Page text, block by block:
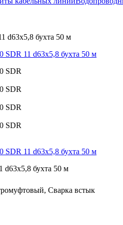
d63х5,8 бухта 50 м
d63х5,8 бухта 50 м
Сварка встык